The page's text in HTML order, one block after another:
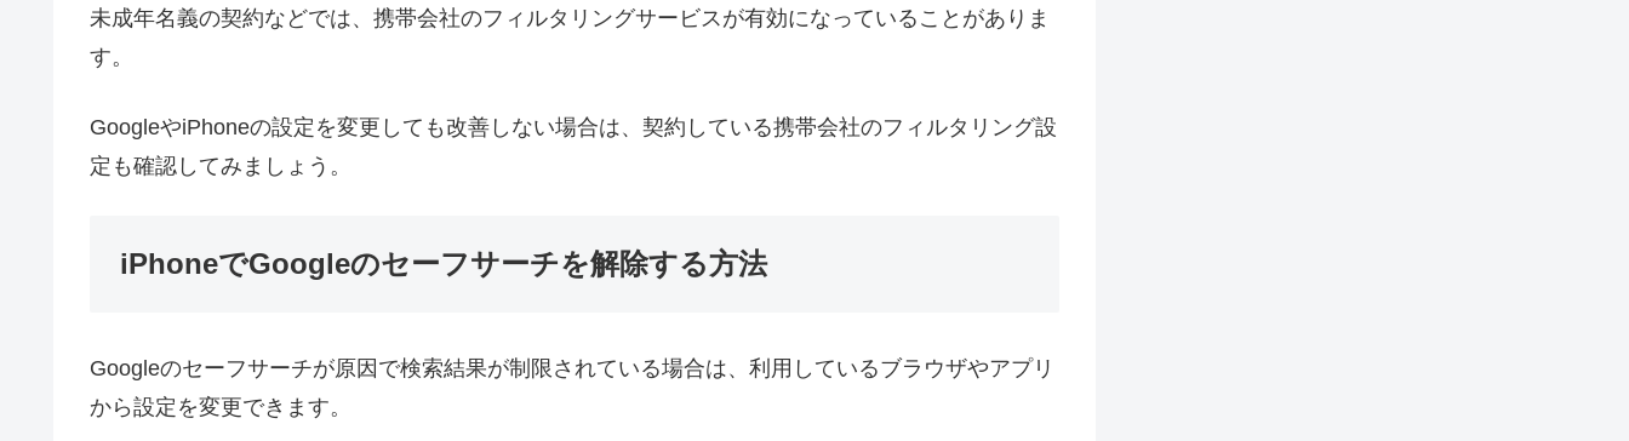
未成年名義の契約などでは、携帯会社のフィルタリングサービスが有効になっていることがありま
す。
GoogleやiPhoneの設定を変更しても改善しない場合は、契約している携帯会社のフィルタリング設
定も確認してみましょう。
iPhoneでGoogleのセーフサーチを解除する方法
Googleのセーフサーチが原因で検索結果が制限されている場合は、利用しているブラウザやアプリ
から設定を変更できます。